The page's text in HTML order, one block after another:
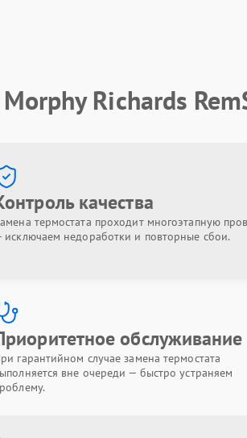
Richards
качества
термостата проходит многоэтапную
исключаем недоработки и повторные сбои.
обслуживание
гарантийном случае замена термостата
вне очереди — быстро устраняем